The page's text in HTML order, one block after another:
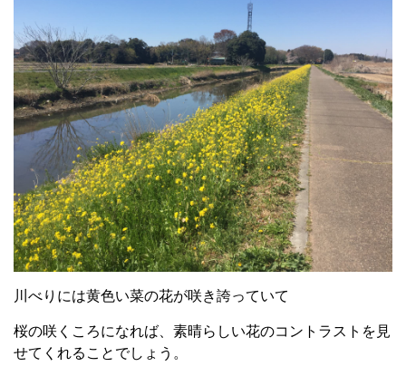
川べりには黄色い菜の花が咲き誇っていて
桜の咲くころになれば、素晴らしい花のコントラストを見
せてくれることでしょう。